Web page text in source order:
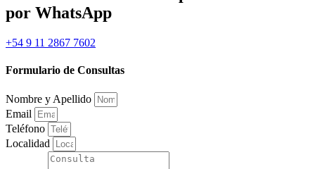
por WhatsApp
+54 9 11 2867 7602
Formulario de Consultas
Nombre y Apellido
Email
Teléfono
Localidad